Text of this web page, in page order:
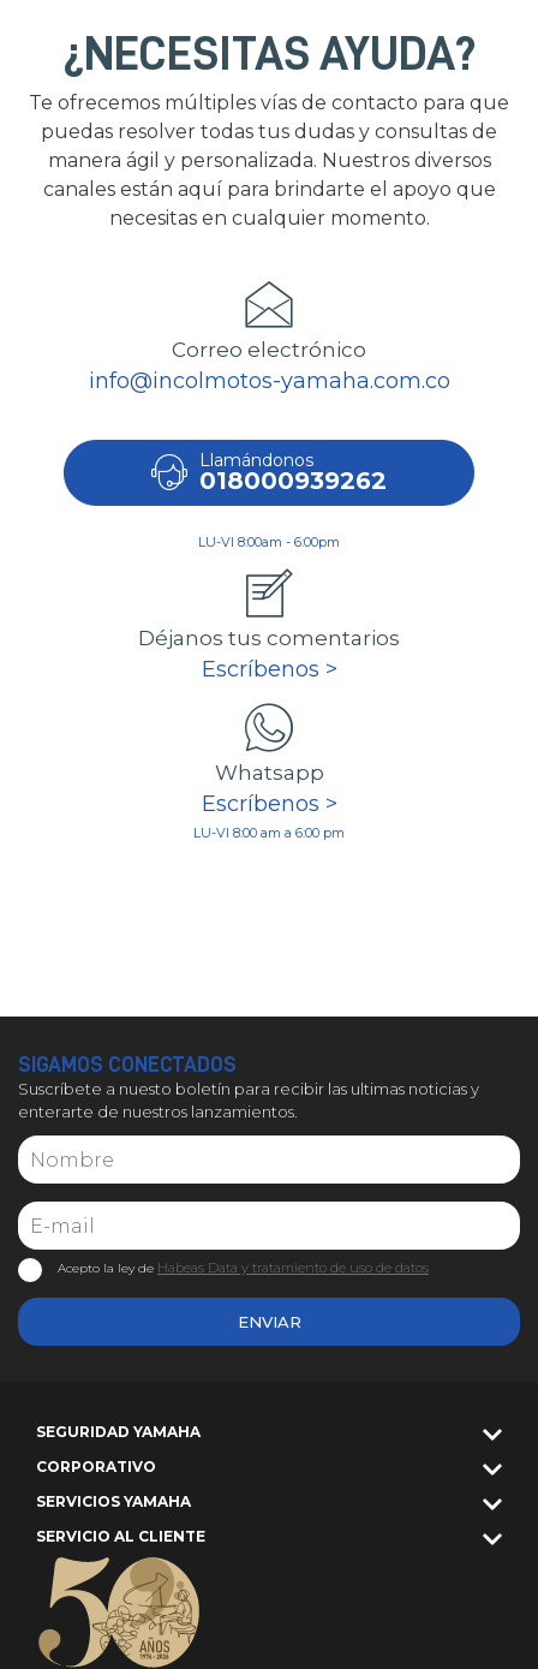
¿NECESITAS AYUDA?
Te ofrecemos múltiples vías de contacto para que
puedas resolver todas tus dudas y consultas de
manera ágil y personalizada. Nuestros diversos
canales están aquí para brindarte el apoyo que
necesitas en cualquier momento.
Correo electrónico
info@incolmotos-yamaha.com.co
Llamándonos
018000939262
LU-VI 8:00am - 6:00pm
Déjanos tus comentarios
Escríbenos >
Whatsapp
Escríbenos >
LU-VI 8:00 am a 6:00 pm
SIGAMOS CONECTADOS
Suscríbete a nuesto boletín para recibir las ultimas noticias y
enterarte de nuestros lanzamientos.
ENVIAR
Acepto la ley de Habeas Data y tratamiento de uso de datos
SEGURIDAD YAMAHA
CORPORATIVO
SERVICIOS YAMAHA
SERVICIO AL CLIENTE